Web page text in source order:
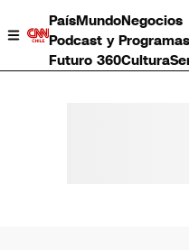
PaísMundoNegocios
Podcast y
Futuro 360Cultura